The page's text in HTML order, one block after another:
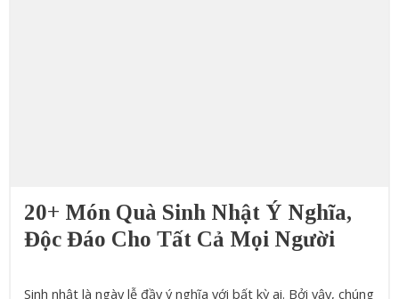
20+ Món Quà Sinh Nhật Ý Nghĩa,
Độc Đáo Cho Tất Cả Mọi Người
Sinh nhật là ngày lễ đầy ý nghĩa với bất kỳ ai. Bởi vậy, chúng